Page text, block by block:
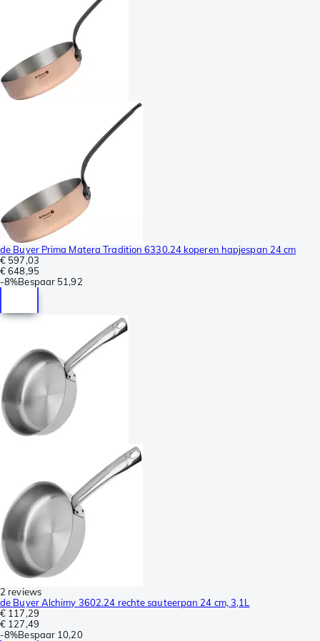
de Buyer Prima Matera Tradition 6330.24 koperen hapjespan 24 cm
€ 597,03
€ 648,95
-8%Bespaar 51,92
2 reviews
de Buyer Alchimy 3602.24 rechte sauteerpan 24 cm, 3,1L
€ 117,29
€ 127,49
-8%Bespaar 10,20